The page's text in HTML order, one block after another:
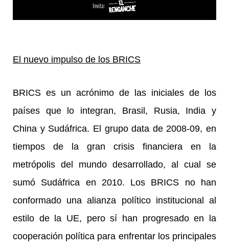
El nuevo impulso de los BRICS
BRICS es un acrónimo de las iniciales de los
países que lo integran, Brasil, Rusia, India y
China y Sudáfrica. El grupo data de 2008-09, en
tiempos de la gran crisis financiera en la
metrópolis del mundo desarrollado, al cual se
sumó Sudáfrica en 2010. Los BRICS no han
conformado una alianza político institucional al
estilo de la UE, pero sí han progresado en la
cooperación política para enfrentar los principales